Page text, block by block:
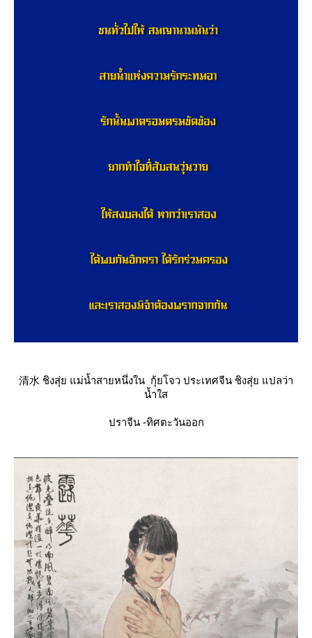
清水 ชิงสุ่ย​ แม่น้ำสายหนึ่งใน กุ้ยโจว​ ประเทศจีน​ ชิงสุ่ย​ แปลว่า
น้ำใส
ปราจีน​ -​ทิศตะวันออก